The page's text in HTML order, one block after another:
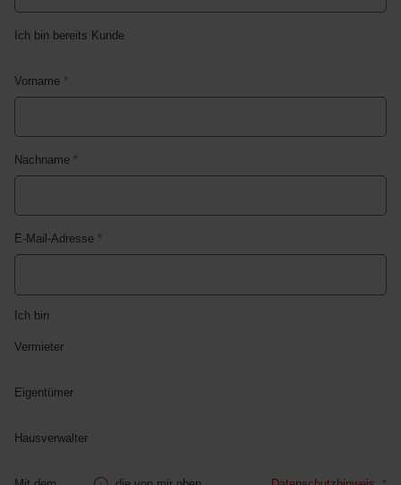
Ich bin bereits Kunde
*
Vorname
*
Nachname
*
E-Mail-Adresse
Ich bin
Vermieter
Eigentümer
Hausverwalter